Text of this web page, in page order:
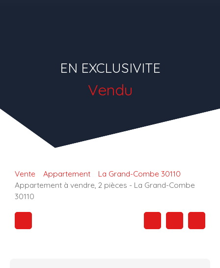
EN EXCLUSIVITE
Vendu
Vente Appartement
La Grand-Combe 30110
Appartement à vendre, 2 pièces - La Grand-Combe
30110